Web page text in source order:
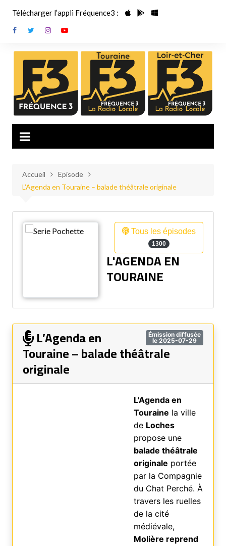
contenu
Télécharger l’appli Fréquence3 :
Accueil
Episode
L’Agenda en Touraine – balade théâtrale originale
Tous les épisodes
1300
L'AGENDA EN
TOURAINE
Émission diffusée
le 2025-07-29
L’Agenda en
Touraine – balade théâtrale
originale
L'Agenda en
Touraine la ville
de Loches
propose une
balade théâtrale
originale portée
par la Compagnie
du Chat Perché. À
travers les ruelles
de la cité
médiévale,
Molière reprend